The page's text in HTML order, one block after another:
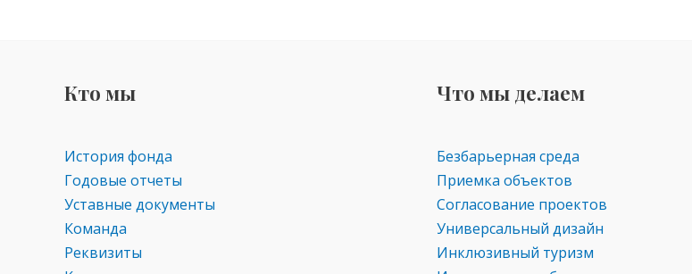
Кто мы
История фонда
Годовые отчеты
Уставные документы
Команда
Реквизиты
Что мы делаем
Безбарьерная среда
Приемка объектов
Согласование проектов
Универсальный дизайн
Инклюзивный туризм